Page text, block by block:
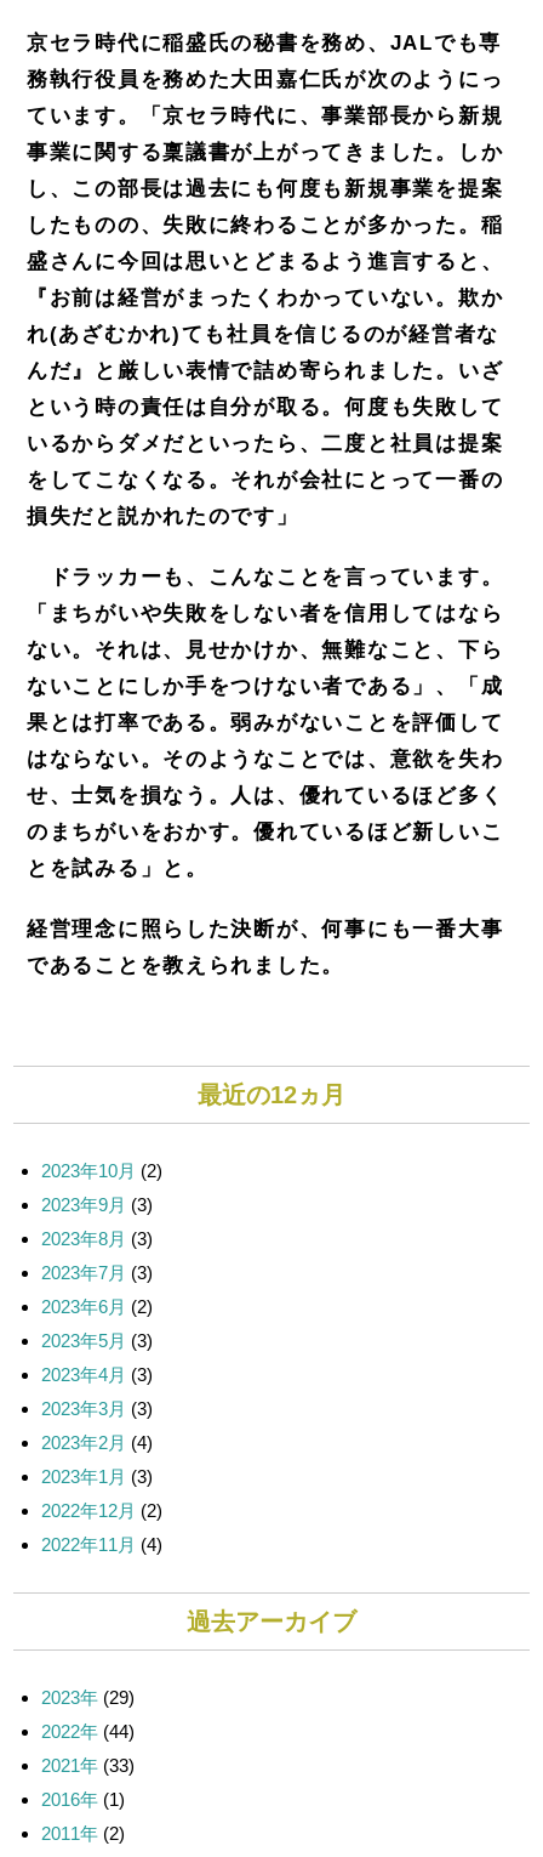
京セラ時代に稲盛氏の秘書を務め、JALでも専
務執行役員を務めた大田嘉仁氏が次のようにっ
ています。
「京セラ時代に、事業部長から新規
事業に関する稟議書が上がってきました。しか
し、この部長は過去にも何度 も新規事業を提案
したものの、失敗に終わることが多かった。稲
盛さんに今回は思いとどまるよう進言すると、
『お前は経営がまったくわかっていない。欺か
れ(あざむかれ)ても社員を信じるのが経営者な
んだ』と厳しい表情で詰め寄られました。いざ
という時の責任は自分が取る。何度も失敗して
いるからダメだといったら、二度と社員は提案
を してこなくなる。それが会社にとって一番の
損失だと説かれたのです」
ドラッカーも、こんなことを言っています。
「まちがいや失敗をしない者を信用してはなら
ない。それは、見せかけか、無難なこと、下ら
ないことにしか手をつけない者である」、「成
果とは打率である。弱みがないことを評価して
はならない。そのようなことでは、意欲を失わ
せ、士気を損なう。人は、優れているほど多く
のまちがいをおかす。優れているほど新しいこ
とを試みる」と。
経営理念に照らした決断が、何事にも一番大事
であること を教えられました。
最近の12ヵ月
2023年10月 (2)
2023年9月 (3)
2023年8月 (3)
2023年7月 (3)
2023年6月 (2)
2023年5月 (3)
2023年4月 (3)
2023年3月 (3)
2023年2月 (4)
2023年1月 (3)
2022年12月 (2)
2022年11月 (4)
過去アーカイブ
2023年(29)
2022年(44)
2021年(33)
2016年(1)
2011年(2)